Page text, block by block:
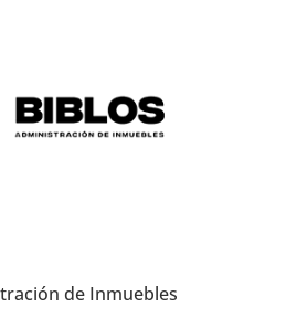
de Inmuebles